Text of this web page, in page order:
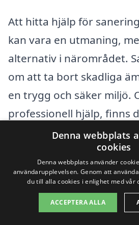
Att hitta hjälp för
kan vara en utmaning,
alternativ i närområdet.
om att ta bort skadliga
en trygg och säker miljö.
professionell hjälp, finns
specialiserar sig på
omkringliggande
av städerna där du kan
Hultsfred
Denna webbplats
cookies
Denna webbplats använder
användarupplevelsen. Genom att
du till alla cookies i enlighet med vår
ACCEPTERA ALLA